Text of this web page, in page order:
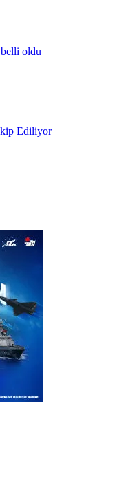
oldu
Ediliyor